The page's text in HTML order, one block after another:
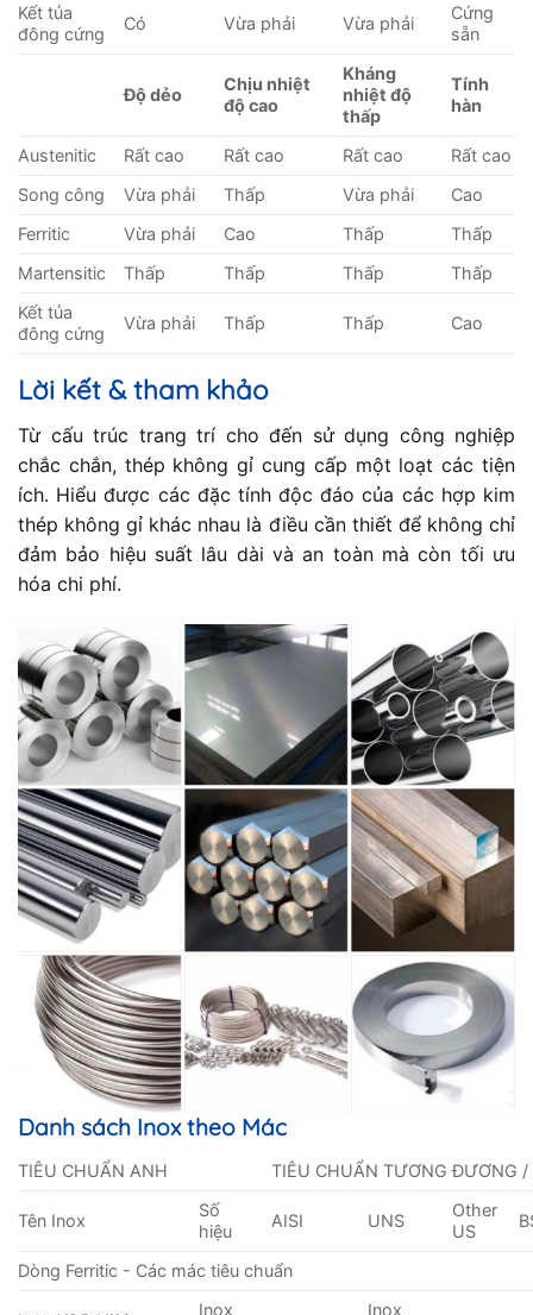
Kết tủa
đông cứng
Có Vừa phải Vừa phải
Cứng
sẵn
Độ dẻo
Chịu nhiệt
độ cao
Kháng
nhiệt độ
thấp
Tính
hàn
Austenitic Rất cao Rất cao Rất cao
Rất cao
Song công
Vừa phải Thấp Vừa phải
Cao
Ferritic
Vừa phải Cao Thấp
Thấp
Martensitic
Thấp Thấp Thấp
Thấp
Kết tủa
đông cứng
Vừa phải Thấp Thấp Cao
Lời kết & tham khảo
Từ cấu trúc trang trí cho đến sử dụng công nghiệp
chắc chắn, thép không gỉ cung cấp một loạt các tiện
ích. Hiểu được các đặc tính độc đáo của các hợp kim
thép không gỉ khác nhau là điều cần thiết để không chỉ
đảm bảo hiệu suất lâu dài và an toàn mà còn tối ưu
hóa chi phí.
Danh sách Inox theo Mác
TIÊU CHUẨN ANH TIÊU CHUẨN TƯƠNG ĐƯƠNG /
Tên Inox
Số
hiệu
AISI UNS
Other
US
Dòng Ferritic - Các mác tiêu chuẩn
Inox
Inox